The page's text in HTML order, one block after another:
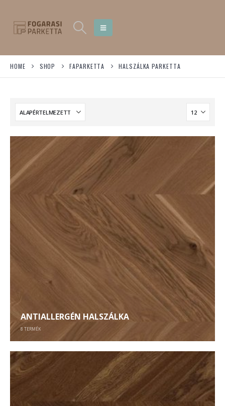
HOME SHOP FAPARKETTA HALSZÁLKA PARKETTA
ANTIALLERGÉN HALSZÁLKA
8 TERMÉK